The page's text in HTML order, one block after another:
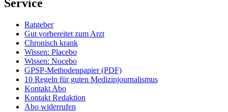
Service
Ratgeber
Gut vorbereitet zum Arzt
Chronisch krank
Wissen: Placebo
Wissen: Nocebo
GPSP-Methodenpapier (PDF)
10 Regeln für guten Medizinjournalismus
Kontakt Abo
Kontakt Redaktion
Abo widerrufen